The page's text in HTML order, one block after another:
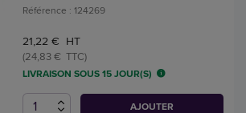
Référence : 124269
21,22 € HT
(24,83 € TTC)
LIVRAISON SOUS 15 JOUR(S)
AJOUTER